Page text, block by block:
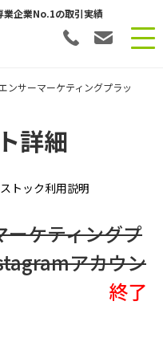
業企業No.1の取引実績
ンサーマーケティングプラッ
詳細
トック利用説明
ーケティングプ
アカウン
終了